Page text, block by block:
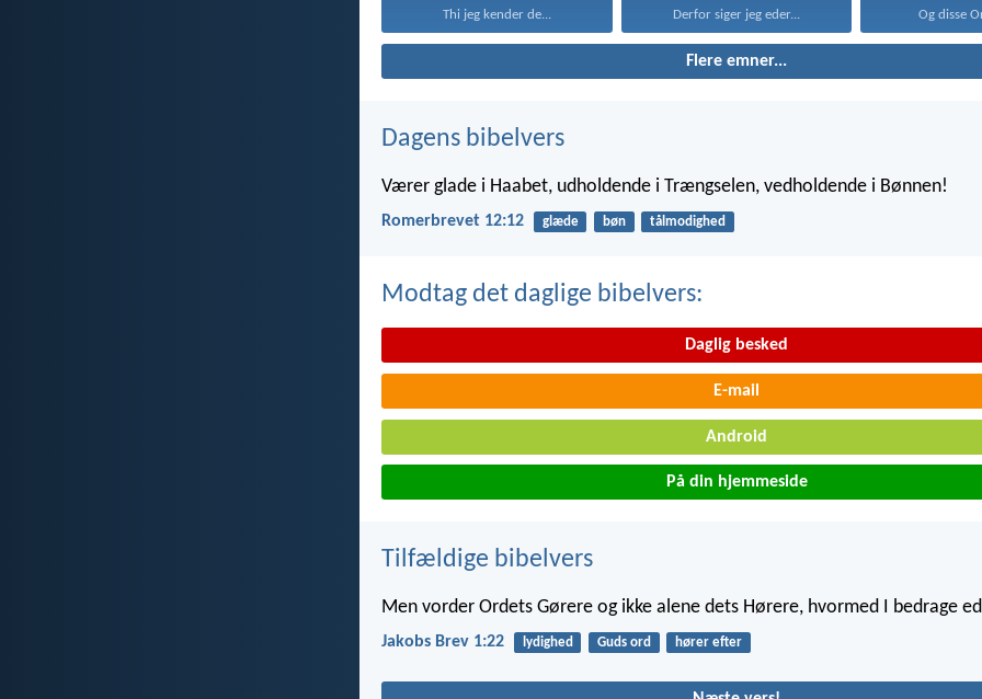
Thi jeg kender de... Derfor siger jeg eder... Og disse
Flere emner...
Dagens bibelvers
Værer glade i Haabet, udholdende i Trængselen, vedholdende i Bønnen!
Romerbrevet 12:12 glæde bøn tålmodighed
Modtag det daglige bibelvers:
Daglig besked
E-mail
Android
På din hjemmeside
Tilfældige bibelvers
Men vorder Ordets Gørere og ikke alene dets Hørere, hvormed I bedrage
Jakobs Brev 1:22 lydighed Guds ord hører efter